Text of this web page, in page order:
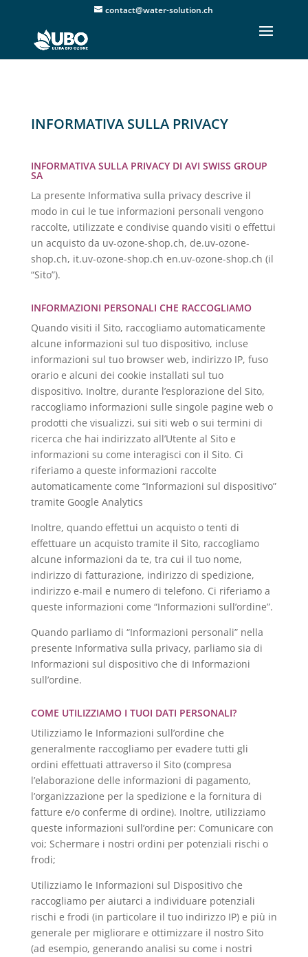
contact@water-solution.ch
INFORMATIVA SULLA PRIVACY
INFORMATIVA SULLA PRIVACY DI AVI SWISS GROUP
SA
La presente Informativa sulla privacy descrive il
modo in cui le tue informazioni personali vengono
raccolte, utilizzate e condivise quando visiti o effettui
un acquisto da uv-ozone-shop.ch, de.uv-ozone-
shop.ch, it.uv-ozone-shop.ch en.uv-ozone-shop.ch (il
“Sito”).
INFORMAZIONI PERSONALI CHE RACCOGLIAMO
Quando visiti il Sito, raccogliamo automaticamente
alcune informazioni sul tuo dispositivo, incluse
informazioni sul tuo browser web, indirizzo IP, fuso
orario e alcuni dei cookie installati sul tuo
dispositivo. Inoltre, durante l’esplorazione del Sito,
raccogliamo informazioni sulle singole pagine web o
prodotti che visualizzi, sui siti web o sui termini di
ricerca che hai indirizzato all’Utente al Sito e
informazioni su come interagisci con il Sito. Ci
riferiamo a queste informazioni raccolte
automaticamente come “Informazioni sul dispositivo”
tramite Google Analytics
Inoltre, quando effettui un acquisto o tenti di
effettuare un acquisto tramite il Sito, raccogliamo
alcune informazioni da te, tra cui il tuo nome,
indirizzo di fatturazione, indirizzo di spedizione,
indirizzo e-mail e numero di telefono. Ci riferiamo a
queste informazioni come “Informazioni sull’ordine”.
Quando parliamo di “Informazioni personali” nella
presente Informativa sulla privacy, parliamo sia di
Informazioni sul dispositivo che di Informazioni
sull’ordine.
COME UTILIZZIAMO I TUOI DATI PERSONALI?
Utilizziamo le Informazioni sull’ordine che
generalmente raccogliamo per evadere tutti gli
ordini effettuati attraverso il Sito (compresa
l’elaborazione delle informazioni di pagamento,
l’organizzazione per la spedizione e la fornitura di
fatture e/o conferme di ordine). Inoltre, utilizziamo
queste informazioni sull’ordine per: Comunicare con
voi; Schermare i nostri ordini per potenziali rischi o
frodi;
Utilizziamo le Informazioni sul Dispositivo che
raccogliamo per aiutarci a individuare potenziali
rischi e frodi (in particolare il tuo indirizzo IP) e più in
generale per migliorare e ottimizzare il nostro Sito
(ad esempio, generando analisi su come i nostri